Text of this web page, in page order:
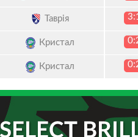
Таврія
Кристал
Кристал